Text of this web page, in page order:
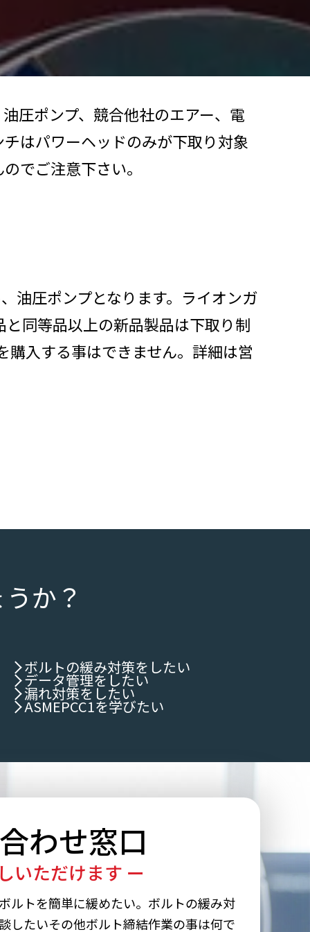
圧ポンプ、競合他社のエアー、電
はパワーヘッドのみが下取り対象
でご注意下さい。
油圧ポンプとなります。ライオンガ
同等品以上の新品製品は下取り制
購入する事はできません。詳細は営
か？
ボルトの緩み対策をしたい
データ管理をしたい
漏れ対策をしたい
ASMEPCC1を学びたい
わせ窓口
いただけます ー
ルトを簡単に緩めたい。ボルトの緩み対
したいその他ボルト締結作業の事は何で